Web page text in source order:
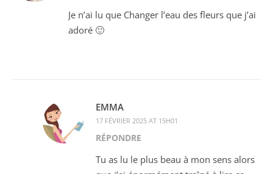
Je n’ai lu que Changer l’eau des fleurs que j’ai
adoré 🙂
EMMA
17 FÉVRIER 2025 AT 15H01
RÉPONDRE
Tu as lu le plus beau à mon sens alors